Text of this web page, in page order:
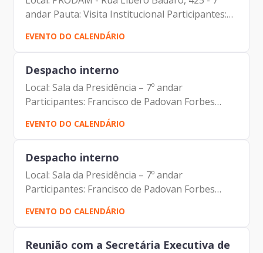
andar Pauta: Visita Institucional Participantes:
Francisco de Padovan Forbes (Presidente da
Prodam) Fábio Portela Savietto (Secretário –
SECOM) Gustavo...
EVENTO DO CALENDÁRIO
Despacho interno
Local: Sala da Presidência – 7º andar
Participantes: Francisco de Padovan Forbes
(Presidente da Prodam) Luciano Felipe de Paula
Capato (Diretor de Administração e Finanças –
Prodam) Fabiana Silva...
EVENTO DO CALENDÁRIO
Despacho interno
Local: Sala da Presidência – 7º andar
Participantes: Francisco de Padovan Forbes
(Presidente da Prodam) Dr. Francisco Bruno
Neto (Assessor de Diretoria – Prodam)
EVENTO DO CALENDÁRIO
Reunião com a Secretária Executiva de